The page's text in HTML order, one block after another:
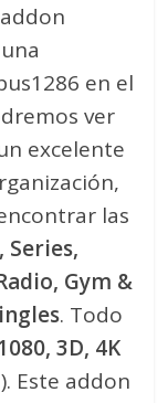
en el
ver
excelente
las
Series,
Gym &
. Todo
3D, 4K
Este addon